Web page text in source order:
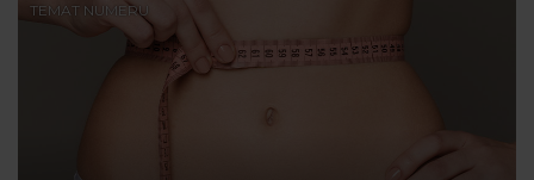
TEMAT NUMERU